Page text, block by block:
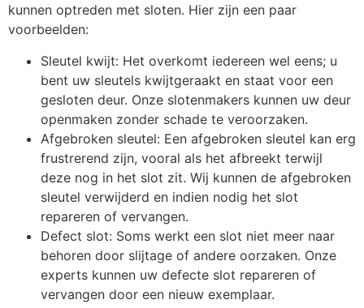
kunnen optreden met sloten. Hier zijn een paar
voorbeelden:
Sleutel kwijt: Het overkomt iedereen wel eens; u
bent uw sleutels kwijtgeraakt en staat voor een
gesloten deur. Onze slotenmakers kunnen uw deur
openmaken zonder schade te veroorzaken.
Afgebroken sleutel: Een afgebroken sleutel kan erg
frustrerend zijn, vooral als het afbreekt terwijl
deze nog in het slot zit. Wij kunnen de afgebroken
sleutel verwijderd en indien nodig het slot
repareren of vervangen.
Defect slot: Soms werkt een slot niet meer naar
behoren door slijtage of andere oorzaken. Onze
experts kunnen uw defecte slot repareren of
vervangen door een nieuw exemplaar.